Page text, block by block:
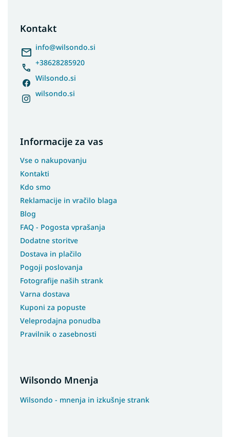
Kontakt
info@wilsondo.si
+38628285920
Wilsondo.si
wilsondo.si
Informacije za vas
Vse o nakupovanju
Kontakti
Kdo smo
Reklamacije in vračilo blaga
Blog
FAQ - Pogosta vprašanja
Dodatne storitve
Dostava in plačilo
Pogoji poslovanja
Fotografije naših strank
Varna dostava
Kuponi za popuste
Veleprodajna ponudba
Pravilnik o zasebnosti
Wilsondo Mnenja
Wilsondo - mnenja in izkušnje strank